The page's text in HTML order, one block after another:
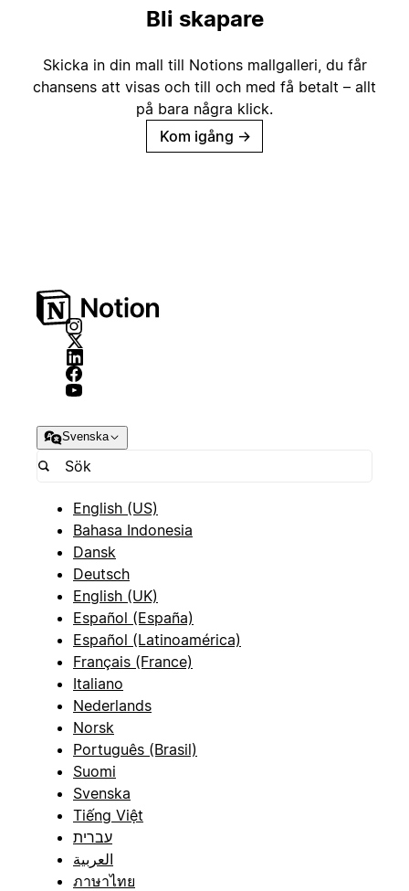
Bli skapare
Skicka in din mall till Notions mallgalleri, du får
chansens att visas och till och med få betalt – allt
på bara några klick.
Kom igång →
Svenska
English (US)
Bahasa Indonesia
Dansk
Deutsch
English (UK)
Español (España)
Español (Latinoamérica)
Français (France)
Italiano
Nederlands
Norsk
Português (Brasil)
Suomi
Svenska
Tiếng Việt
עברית
العربية
ภาษาไทย